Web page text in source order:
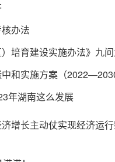
办法
培育建设实施办法》九
和实施方案（
年湖南这么发展
增长主动仗实现经济运